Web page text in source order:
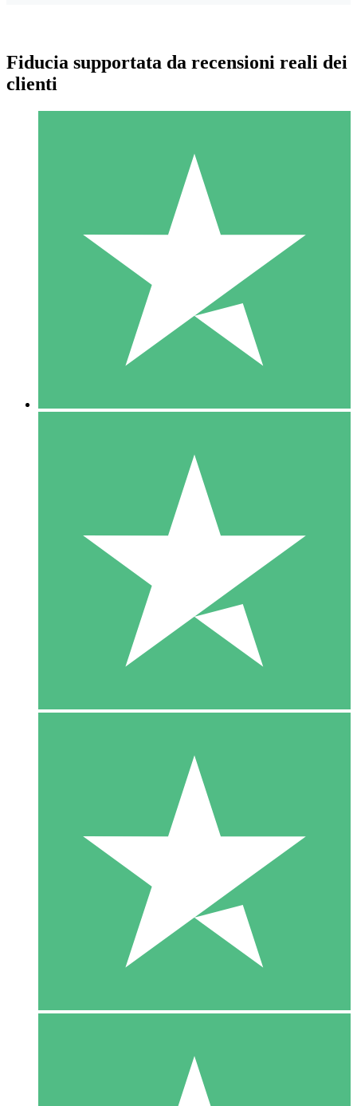
Pacchetti di Crediti Individuali
Paga a consumo con crediti di download. Nessun impegno
1 Download
10
US$1500
10 Download
20
Fiducia supportata da recensioni reali dei
clienti